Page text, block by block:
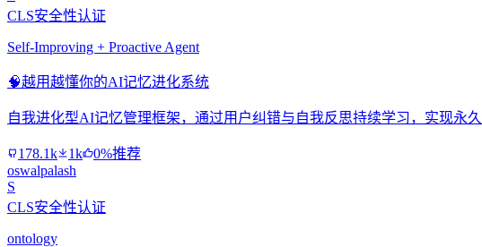
CLS安全性认证
Self-Improving + Proactive Agent
🧠越用越懂你的AI记忆进化系统
自我进化型AI记忆管理框架，通过用户纠错与自我反思持续学习，实现永
178.1k 1k
0%推荐
oswalpalash
S
CLS安全性认证
ontology